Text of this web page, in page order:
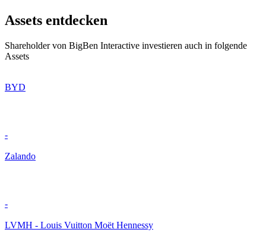
Assets entdecken
Shareholder von BigBen Interactive investieren auch in folgende
Assets
BYD
-
Zalando
-
LVMH - Louis Vuitton Moët Hennessy